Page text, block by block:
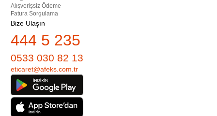
Alışverişsiz Ödeme
Fatura Sorgulama
Bize Ulaşın
444 5 235
0533 030 82 13
eticaret@afeks.com.tr